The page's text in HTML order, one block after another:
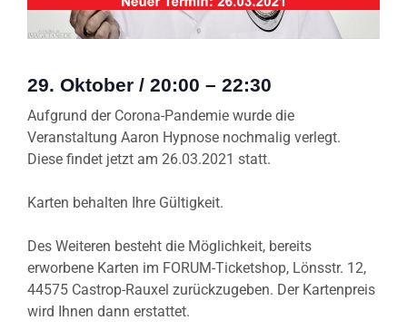
29. Oktober / 20:00 – 22:30
Aufgrund der Corona-Pandemie wurde die
Veranstaltung Aaron Hypnose nochmalig verlegt.
Diese findet jetzt am 26.03.2021 statt.
Karten behalten Ihre Gültigkeit.
Des Weiteren besteht die Möglichkeit, bereits
erworbene Karten im FORUM-Ticketshop, Lönsstr. 12,
44575 Castrop-Rauxel zurückzugeben. Der Kartenpreis
wird Ihnen dann erstattet.